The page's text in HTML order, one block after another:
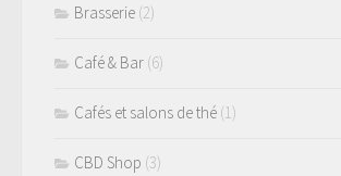
Brasserie (2)
Café & Bar (6)
Cafés et salons de thé (1)
CBD Shop (3)